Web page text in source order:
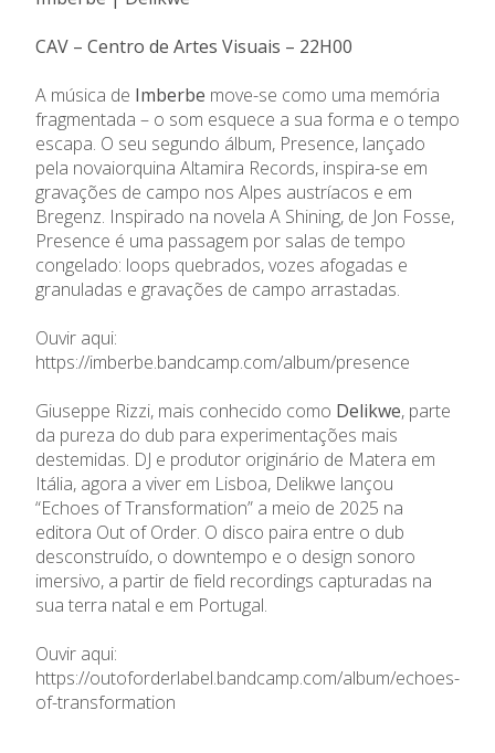
CAV – Centro de Artes Visuais – 22H00
A música de Imberbe move-se como uma memória
fragmentada – o som esquece a sua forma e o tempo
escapa. O seu segundo álbum, Presence, lançado
pela novaiorquina Altamira Records, inspira-se em
gravações de campo nos Alpes austríacos e em
Bregenz. Inspirado na novela A Shining, de Jon Fosse,
Presence é uma passagem por salas de tempo
congelado: loops quebrados, vozes afogadas e
granuladas e gravações de campo arrastadas.
Ouvir aqui:
https://imberbe.bandcamp.com/album/presence
Giuseppe Rizzi, mais conhecido como Delikwe, parte
da pureza do dub para experimentações mais
destemidas. DJ e produtor originário de Matera em
Itália, agora a viver em Lisboa, Delikwe lançou
“Echoes of Transformation” a meio de 2025 na
editora Out of Order. O disco paira entre o dub
desconstruído, o downtempo e o design sonoro
imersivo, a partir de field recordings capturadas na
sua terra natal e em Portugal.
Ouvir aqui:
https://outoforderlabel.bandcamp.com/album/echoes-
of-transformation